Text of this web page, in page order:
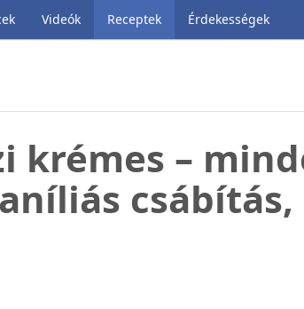
Videók Receptek Érdekességek
krémes –